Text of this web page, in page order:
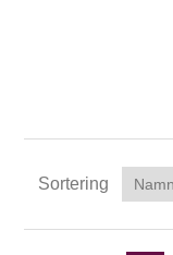
Sortering